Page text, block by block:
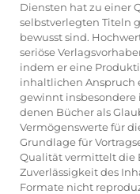
Diensten hat zu einer
selbstverlegten Titeln
bewusst sind.
seriöse
indem er eine
inhaltlichen Anspruch
gewinnt insbesondere
denen Bücher als
Vermögenswerte für
Grundlage für
Qualität vermittelt die
Zuverlässigkeit des
Formate nicht